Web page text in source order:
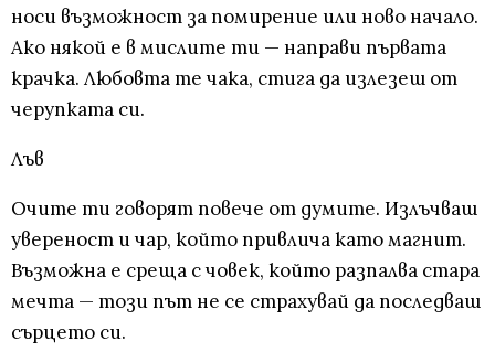
носи възможност за помирение или ново начало.
Ако някой е в мислите ти — направи първата
крачка. Любовта те чака, стига да излезеш от
черупката си.
Лъв
Очите ти говорят повече от думите. Излъчваш
увереност и чар, който привлича като магнит.
Възможна е среща с човек, който разпалва стара
мечта — този път не се страхувай да последваш
сърцето си.